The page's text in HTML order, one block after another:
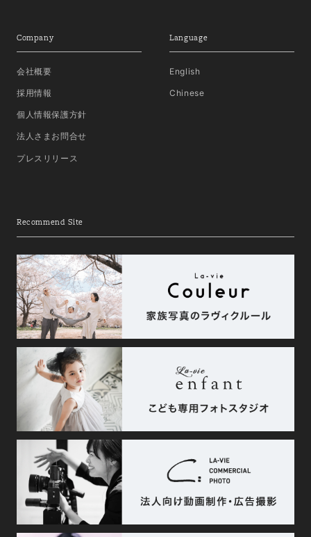
Company
会社概要
採用情報
個人情報保護方針
法人さまお問合せ
プレスリリース
Language
English
Chinese
Recommend Site